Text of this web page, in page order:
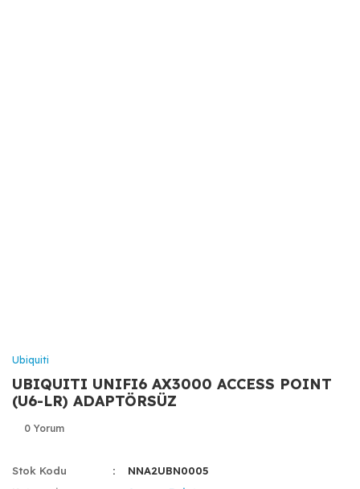
Ubiquiti
UBIQUITI UNIFI6 AX3000 ACCESS POINT
(U6-LR) ADAPTÖRSÜZ
0 Yorum
Stok Kodu
NNA2UBN0005